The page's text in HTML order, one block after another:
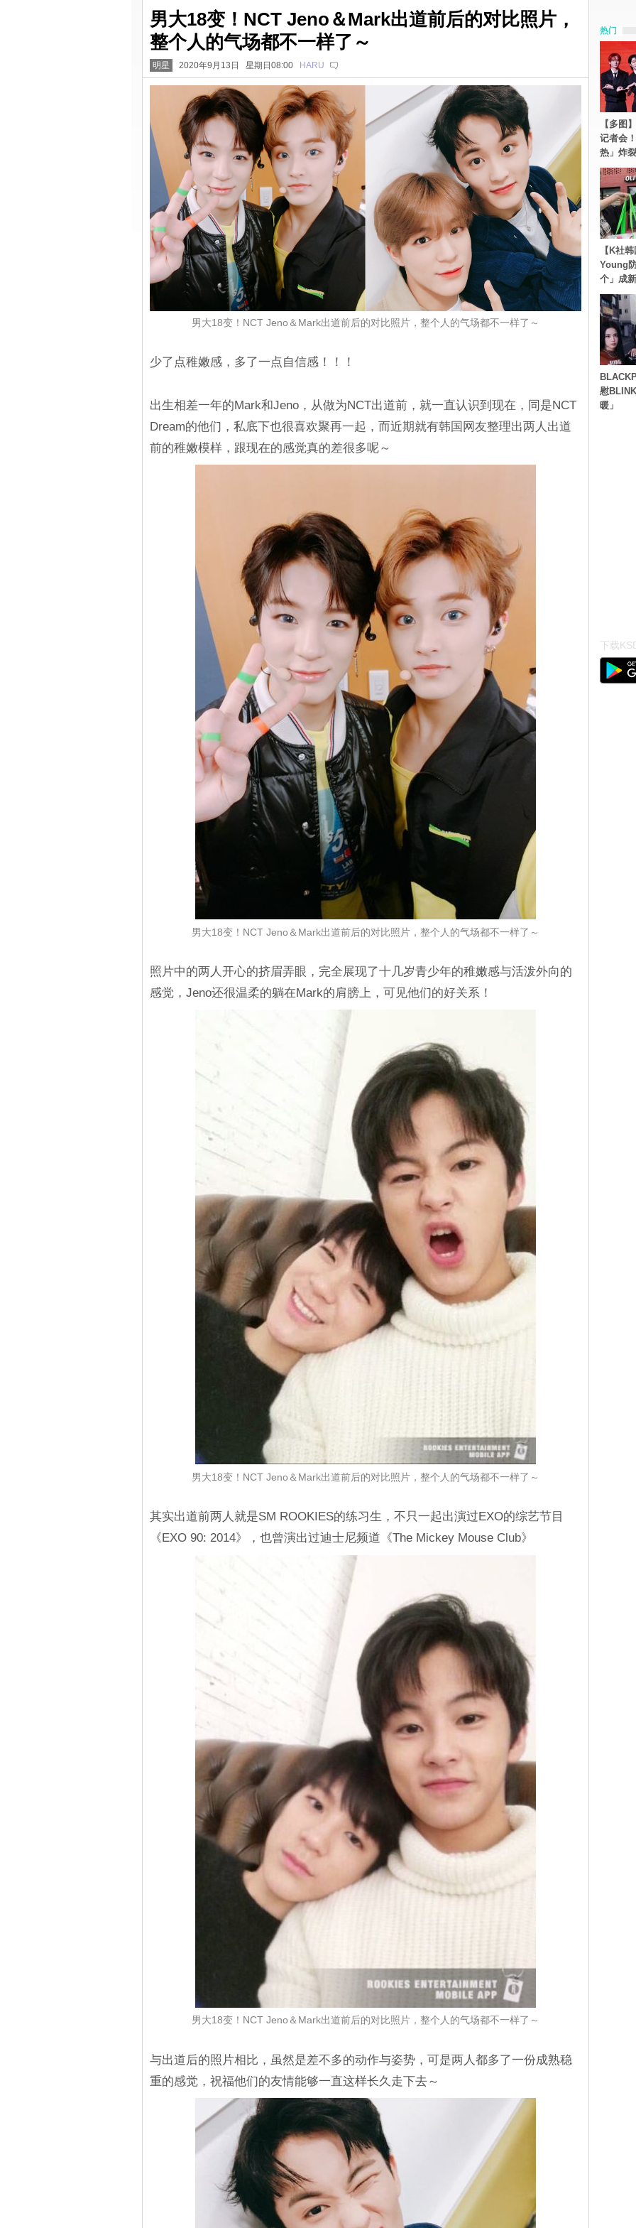
男大18变！NCT Jeno＆Mark出道前后的对比照片，
整个人的气场都不一样了～
明星 2020年9月13日 星期日08:00 HARU
男大18变！NCT Jeno＆Mark出道前后的对比照片，整个人的气场都不一样了～
少了点稚嫩感，多了一点自信感！！！
出生相差一年的Mark和Jeno，从做为NCT出道前，就一直认识到现在，同是NCT
Dream的他们，私底下也很喜欢聚再一起，而近期就有韩国网友整理出两人出道
前的稚嫩模样，跟现在的感觉真的差很多呢～
男大18变！NCT Jeno＆Mark出道前后的对比照片，整个人的气场都不一样了～
照片中的两人开心的挤眉弄眼，完全展现了十几岁青少年的稚嫩感与活泼外向的
感觉，Jeno还很温柔的躺在Mark的肩膀上，可见他们的好关系！
男大18变！NCT Jeno＆Mark出道前后的对比照片，整个人的气场都不一样了～
其实出道前两人就是SM ROOKIES的练习生，不只一起出演过EXO的综艺节目
《EXO 90: 2014》，也曾演出过迪士尼频道《The Mickey Mouse Club》
男大18变！NCT Jeno＆Mark出道前后的对比照片，整个人的气场都不一样了～
与出道后的照片相比，虽然是差不多的动作与姿势，可是两人都多了一份成熟稳
重的感觉，祝福他们的友情能够一直这样长久走下去～
热门
【多图
记者会
热」炸
【K社
Young
个」成
慰
暖」
下载